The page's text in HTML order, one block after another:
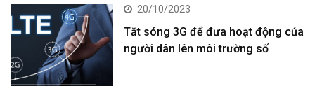
20/10/2023
Tắt sóng 3G để đưa hoạt động của
người dân lên môi trường số